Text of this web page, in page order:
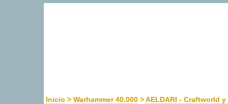
Inicio > Warhammer 40.000 >AELDARI - Craftworld